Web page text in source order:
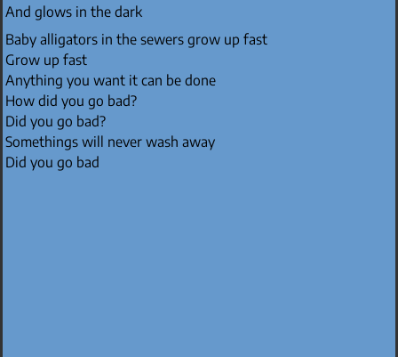
And glows in the dark
Baby alligators in the sewers grow up fast
Grow up fast
Anything you want it can be done
How did you go bad?
Did you go bad?
Somethings will never wash away
Did you go bad